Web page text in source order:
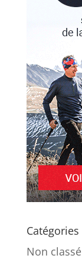
Catégories
Non classé